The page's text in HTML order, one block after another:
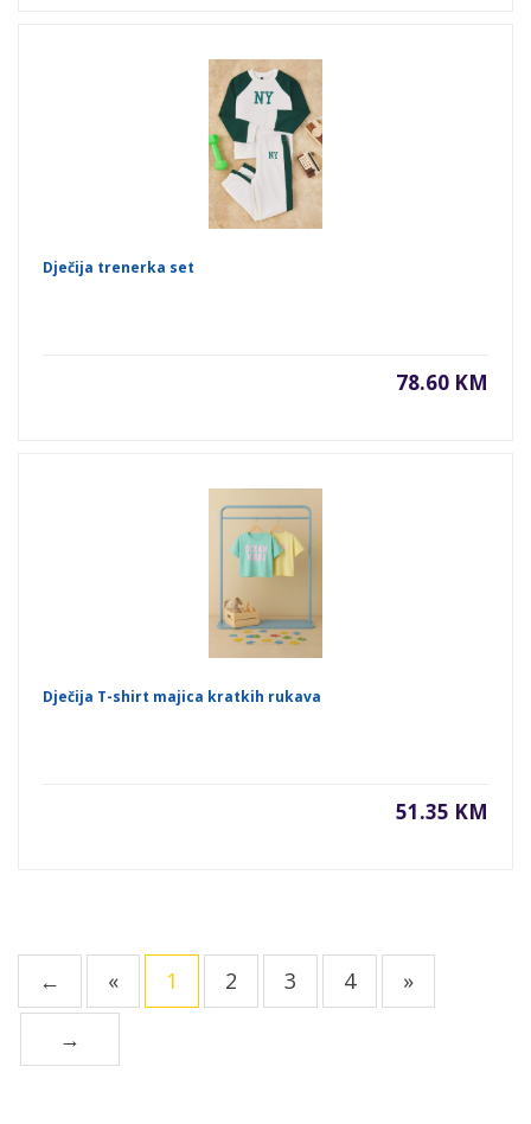
Dječija trenerka set
78.60 KM
Dječija T-shirt majica kratkih rukava
51.35 KM
← « 1 2 3 4 »
→